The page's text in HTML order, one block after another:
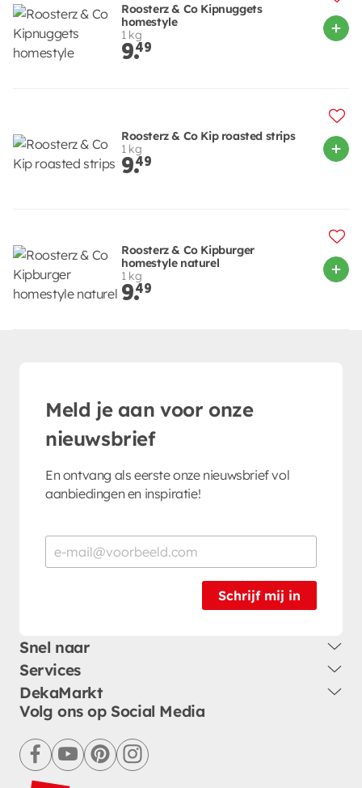
Roosterz & Co Kipnuggets
homestyle
1 kg
9.49
Roosterz & Co Kip roasted strips
1 kg
9.49
Roosterz & Co Kipburger
homestyle naturel
1 kg
9.49
Meld je aan voor onze
nieuwsbrief
En ontvang als eerste onze nieuwsbrief vol
aanbiedingen en inspiratie!
Schrijf mij in
Snel naar
Services
DekaMarkt
Volg ons op Social Media
facebookyoutubepinterestinstagram